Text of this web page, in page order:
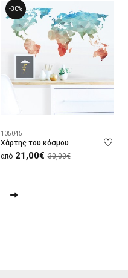
-30%
105045
Χάρτης του κόσμου
από 21,00€ 30,00€